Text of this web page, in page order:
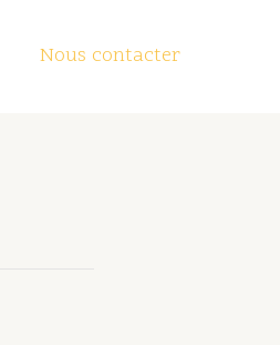
Nous contacter